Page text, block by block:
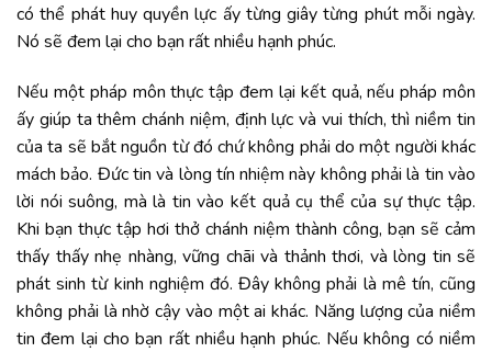
có thể phát huy quyền lực ấy từng giây từng phút mỗi ngày.
Nó sẽ đem lại cho bạn rất nhiều hạnh phúc.
Nếu một pháp môn thực tập đem lại kết quả, nếu pháp môn
ấy giúp ta thêm chánh niệm, định lực và vui thích, thì niềm tin
của ta sẽ bắt nguồn từ đó chứ không phải do một người khác
mách bảo. Đức tin và lòng tín nhiệm này không phải là tin vào
lời nói suông, mà là tin vào kết quả cụ thể của sự thực tập.
Khi bạn thực tập hơi thở chánh niệm thành công, bạn sẽ cảm
thấy thấy nhẹ nhàng, vững chãi và thảnh thơi, và lòng tin sẽ
phát sinh từ kinh nghiệm đó. Đây không phải là mê tín, cũng
không phải là nhờ cậy vào một ai khác. Năng lượng của niềm
tin đem lại cho bạn rất nhiều hạnh phúc. Nếu không có niềm